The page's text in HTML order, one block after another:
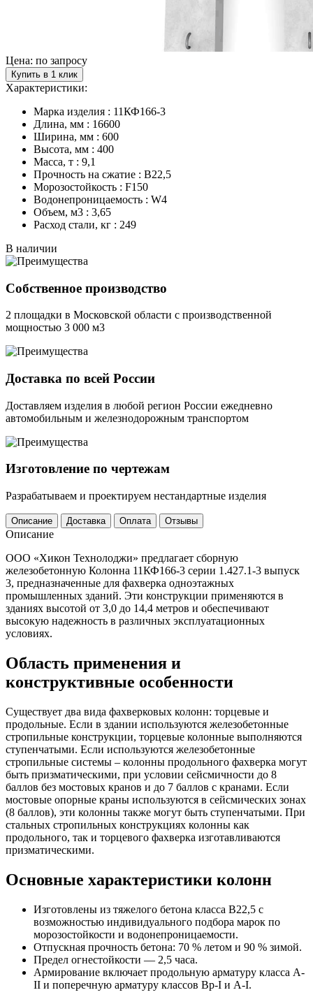
Цена: по запросу
Купить в 1 клик
Характеристики:
Марка изделия : 11КФ166-3
Длина, мм : 16600
Ширина, мм : 600
Высота, мм : 400
Масса, т : 9,1
Прочность на сжатие : В22,5
Морозостойкость : F150
Водонепроницаемость : W4
Объем, м3 : 3,65
Расход стали, кг : 249
В наличии
Собственное производство
2 площадки в Московской области с производственной
мощностью 3 000 м3
Доставка по всей России
Доставляем изделия в любой регион России ежедневно
автомобильным и железнодорожным транспортом
Изготовление по чертежам
Разрабатываем и проектируем нестандартные изделия
Описание Доставка Оплата Отзывы
Описание
ООО «Хикон Технолоджи» предлагает сборную
железобетонную Колонна 11КФ166-3 серии 1.427.1-3 выпуск
3, предназначенные для фахверка одноэтажных
промышленных зданий. Эти конструкции применяются в
зданиях высотой от 3,0 до 14,4 метров и обеспечивают
высокую надежность в различных эксплуатационных
условиях.
Область применения и
конструктивные особенности
Существует два вида фахверковых колонн: торцевые и
продольные. Если в здании используются железобетонные
стропильные конструкции, торцевые колонные выполняются
ступенчатыми. Если используются железобетонные
стропильные системы – колонны продольного фахверка могут
быть призматическими, при условии сейсмичности до 8
баллов без мостовых кранов и до 7 баллов с кранами. Если
мостовые опорные краны используются в сейсмических зонах
(8 баллов), эти колонны также могут быть ступенчатыми. При
стальных стропильных конструкциях колонны как
продольного, так и торцевого фахверка изготавливаются
призматическими.
Основные характеристики колонн
Изготовлены из тяжелого бетона класса B22,5 с
возможностью индивидуального подбора марок по
морозостойкости и водонепроницаемости.
Отпускная прочность бетона: 70 % летом и 90 % зимой.
Предел огнестойкости — 2,5 часа.
Армирование включает продольную арматуру класса A-
II и поперечную арматуру классов Bp-I и A-I.